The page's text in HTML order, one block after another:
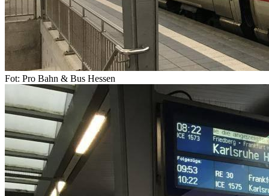
Fot: Pro Bahn & Bus Hessen